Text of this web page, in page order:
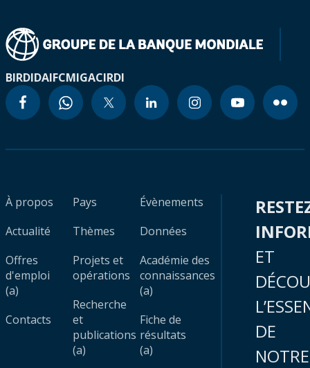
BIRDIDAIFCMIGACIRDI
À propos
Actualité
Offres
d'emploi
(a)
Contacts
Pays
Thèmes
Projets et
opérations
Recherche
et
publications
(a)
Évènements
Données
Académie des
connaissances
(a)
Fiche de
résultats
(a)
ET
DE
NOTRE